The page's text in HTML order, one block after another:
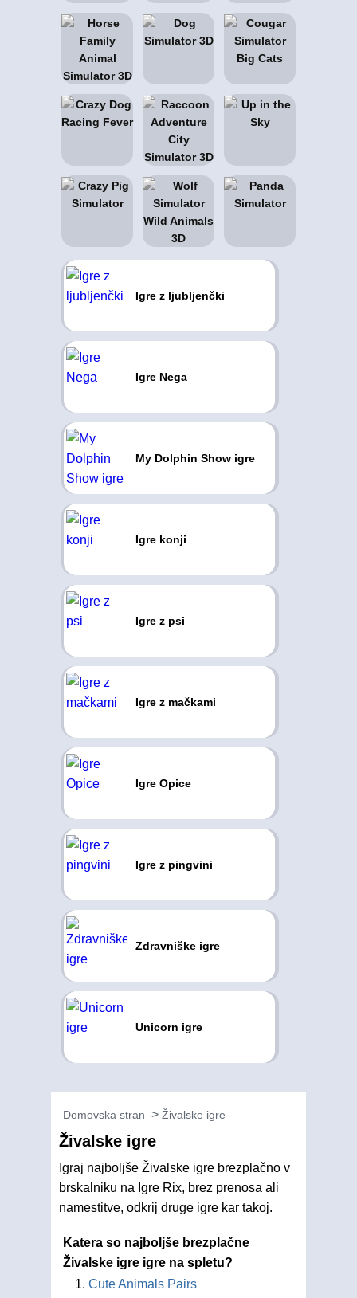
Igre z ljubljenčki
Igre Nega
My Dolphin Show igre
Igre konji
Igre z psi
Igre z mačkami
Igre Opice
Igre z pingvini
Zdravniške igre
Unicorn igre
Domovska stran Živalske igre
Živalske igre
Igraj najboljše Živalske igre brezplačno v
brskalniku na Igre Rix, brez prenosa ali
namestitve, odkrij druge igre kar takoj.
Katera so najboljše brezplačne
Živalske igre igre na spletu?
Cute Animals Pairs